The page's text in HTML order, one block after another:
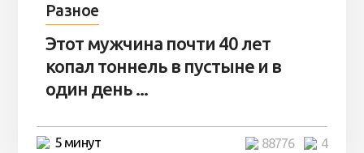
Разное
Этот мужчина почти 40 лет
копал тоннель в пустыне и в
один день ...
5 минут 4
88776